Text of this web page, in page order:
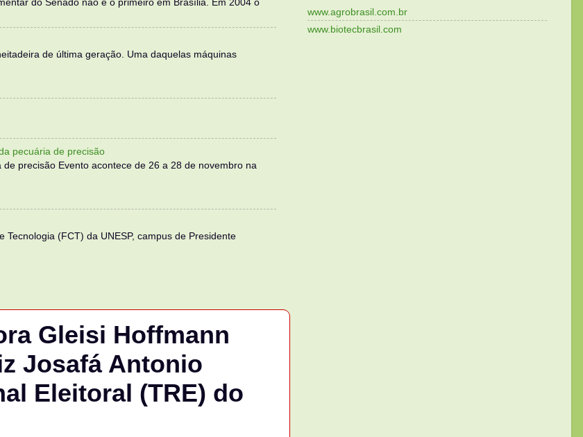
de última geração. Uma daquelas máquinas
pecuária de precisão
precisão Evento acontece de 26 a 28 de novembro na
(FCT) da UNESP, campus de Presidente
Gleisi Hoffmann
Josafá Antonio
Eleitoral (TRE) do
www.agrobrasil.com.br
www.biotecbrasil.com